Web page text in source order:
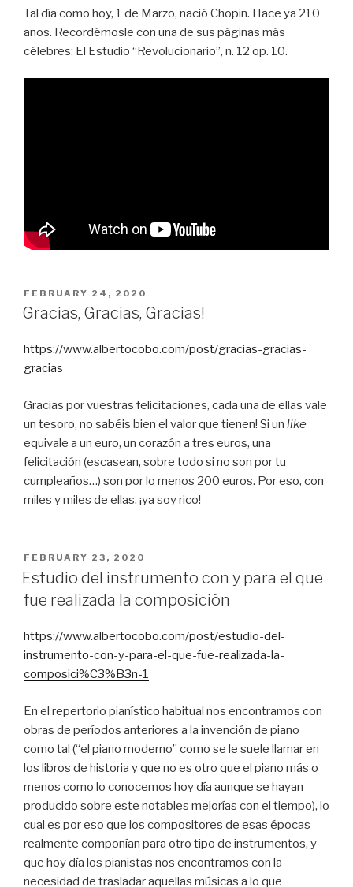
Tal día como hoy, 1 de Marzo, nació Chopin. Hace ya 210
años. Recordémosle con una de sus páginas más
célebres: El Estudio “Revolucionario”, n. 12 op. 10.
POSTED
ON
FEBRUARY 24, 2020
Gracias, Gracias, Gracias!
https://www.albertocobo.com/post/gracias-gracias-
gracias
Gracias por vuestras felicitaciones, cada una de ellas vale
un tesoro, no sabéis bien el valor que tienen! Si un like
equivale a un euro, un corazón a tres euros, una
felicitación (escasean, sobre todo si no son por tu
cumpleaños…) son por lo menos 200 euros. Por eso, con
miles y miles de ellas, ¡ya soy rico!
POSTED
ON
FEBRUARY 23, 2020
Estudio del instrumento con y para el que
fue realizada la composición
https://www.albertocobo.com/post/estudio-del-
instrumento-con-y-para-el-que-fue-realizada-la-
composici%C3%B3n-1
En el repertorio pianístico habitual nos encontramos con
obras de períodos anteriores a la invención de piano
como tal (“el piano moderno” como se le suele llamar en
los libros de historia y que no es otro que el piano más o
menos como lo conocemos hoy día aunque se hayan
producido sobre este notables mejorías con el tiempo), lo
cual es por eso que los compositores de esas épocas
realmente componían para otro tipo de instrumentos, y
que hoy día los pianistas nos encontramos con la
necesidad de trasladar aquellas músicas a lo que